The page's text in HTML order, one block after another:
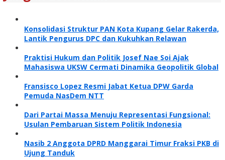
Konsolidasi Struktur PAN Kota Kupang Gelar Rakerda,
Lantik Pengurus DPC dan Kukuhkan Relawan
Praktisi Hukum dan Politik Josef Nae Soi Ajak
Mahasiswa UKSW Cermati Dinamika Geopolitik Global
Fransisco Lopez Resmi Jabat Ketua DPW Garda
Pemuda NasDem NTT
Dari Partai Massa Menuju Representasi Fungsional:
Usulan Pembaruan Sistem Politik Indonesia
Nasib 2 Anggota DPRD Manggarai Timur Fraksi PKB di
Ujung Tanduk